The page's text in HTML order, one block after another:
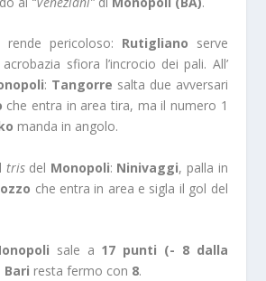
rende pericoloso: Rutigliano serve
sfiora l’incrocio dei pali. All’
: Tangorre salta due avversari
che entra in area tira, ma il numero 1
manda in angolo.
trisdel Monopoli: Ninivaggi, palla in
che entra in area e sigla il gol del
sale a 17 punti (- 8 dalla
Bari resta fermo con 8.